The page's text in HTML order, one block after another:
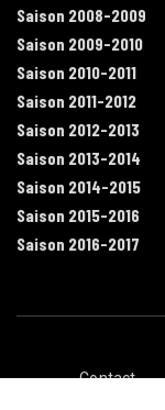
Saison 2008-2009
Saison 2009-2010
Saison 2010-2011
Saison 2011-2012
Saison 2012-2013
Saison 2013-2014
Saison 2014-2015
Saison 2015-2016
Saison 2016-2017
Contact